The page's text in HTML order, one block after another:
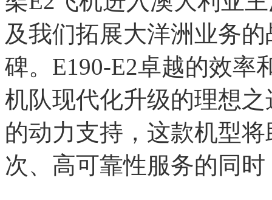
及我们拓展大洋洲业务
碑。E190-E2卓越的效率
机队现代化升级的理想
的动力支持，这款机型
次、高可靠性服务的同